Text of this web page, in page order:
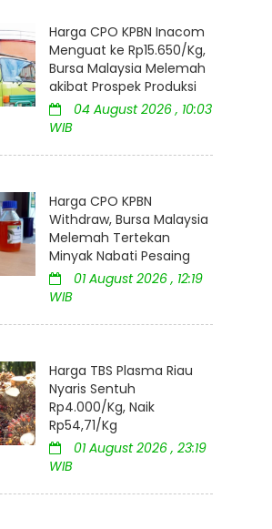
Harga CPO KPBN Inacom
Menguat ke Rp15.650/Kg,
Bursa Malaysia Melemah
akibat Prospek Produksi
04 August 2026 , 10:03
WIB
Harga CPO KPBN
Withdraw, Bursa Malaysia
Melemah Tertekan
Minyak Nabati Pesaing
01 August 2026 , 12:19
WIB
Harga TBS Plasma Riau
Nyaris Sentuh
Rp4.000/Kg, Naik
Rp54,71/Kg
01 August 2026 , 23:19
WIB